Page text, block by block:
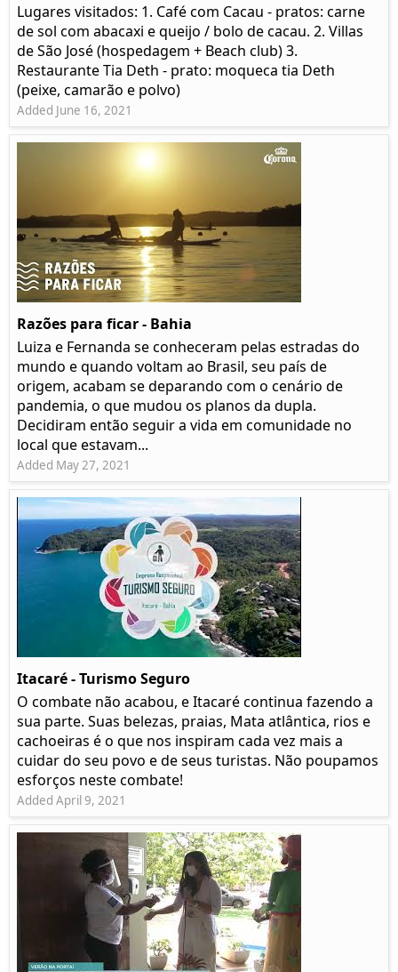
Lugares visitados: 1. Café com Cacau - pratos: carne
de sol com abacaxi e queijo / bolo de cacau. 2. Villas
de São José (hospedagem + Beach club) 3.
Restaurante Tia Deth - prato: moqueca tia Deth
(peixe, camarão e polvo)
Added June 16, 2021
Razões para ficar - Bahia
Luiza e Fernanda se conheceram pelas estradas do
mundo e quando voltam ao Brasil, seu país de
origem, acabam se deparando com o cenário de
pandemia, o que mudou os planos da dupla.
Decidiram então seguir a vida em comunidade no
local que estavam...
Added May 27, 2021
Itacaré - Turismo Seguro
O combate não acabou, e Itacaré continua fazendo a
sua parte. Suas belezas, praias, Mata atlântica, rios e
cachoeiras é o que nos inspiram cada vez mais a
cuidar do seu povo e de seus turistas. Não poupamos
esforços neste combate!
Added April 9, 2021